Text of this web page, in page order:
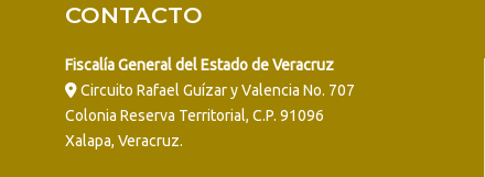
CONTACTO
Fiscalía General del Estado de Veracruz
Circuito Rafael Guízar y Valencia No. 707
Colonia Reserva Territorial, C.P. 91096
Xalapa, Veracruz.